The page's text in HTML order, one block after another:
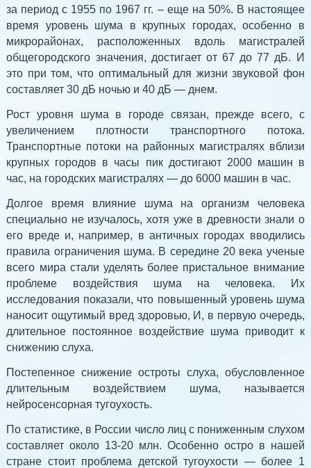
за период с 1955 по 1967 гг. – еще на 50%. В настоящее
время уровень шума в крупных городах, особенно в
микрорайонах, расположенных вдоль магистралей
общегородского значения, достигает от 67 до 77 дБ. И
это при том, что оптимальный для жизни звуковой фон
составляет 30 дБ ночью и 40 дБ — днем.
Рост уровня шума в городе связан, прежде всего, с
увеличением плотности транспортного потока.
Транспортные потоки на районных магистралях вблизи
крупных городов в часы пик достигают 2000 машин в
час, на городских магистралях — до 6000 машин в час.
Долгое время влияние шума на организм человека
специально не изучалось, хотя уже в древности знали о
его вреде и, например, в античных городах вводились
правила ограничения шума. В середине 20 века ученые
всего мира стали уделять более пристальное внимание
проблеме воздействия шума на человека. Их
исследования показали, что повышенный уровень шума
наносит ощутимый вред здоровью, И, в первую очередь,
длительное постоянное воздействие шума приводит к
снижению слуха.
Постепенное снижение остроты слуха, обусловленное
длительным воздействием шума, называется
нейросенсорная тугоухость.
По статистике, в России число лиц с пониженным слухом
составляет около 13-20 млн. Особенно остро в нашей
стране стоит проблема детской тугоухости — более 1